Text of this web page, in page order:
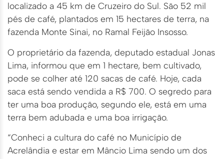
localizado a 45 km de Cruzeiro do Sul. São 52 mil
pés de café, plantados em 15 hectares de terra, na
fazenda Monte Sinai, no Ramal Feijão Insosso.
O proprietário da fazenda, deputado estadual Jonas
Lima, informou que em 1 hectare, bem cultivado,
pode se colher até 120 sacas de café. Hoje, cada
saca está sendo vendida a R$ 700. O segredo para
ter uma boa produção, segundo ele, está em uma
terra bem adubada e uma boa irrigação.
“Conheci a cultura do café no Município de
Acrelândia e estar em Mâncio Lima sendo um dos